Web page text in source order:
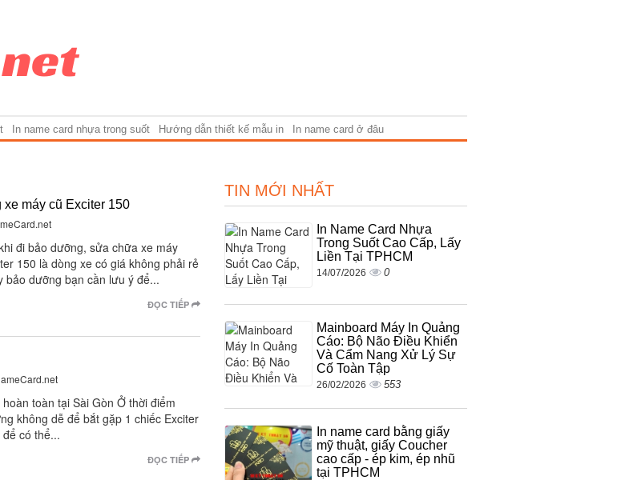
In name card nhựa trong suốt Hướng dẫn thiết kế mẫu in In name card ở đâu
máy cũ Exciter 150
đi bảo dưỡng, sửa chữa xe máy
150 là dòng xe có giá không phải rẻ
dưỡng bạn cần lưu ý để...
ĐỌC TIẾP
toàn tại Sài Gòn Ở thời điểm
không dễ để bắt gặp 1 chiếc Exciter
có thể...
ĐỌC TIẾP
TIN MỚI NHẤT
In Name Card Nhựa
Trong Suốt Cao Cấp, Lấy
Liền Tại TPHCM
14/07/2026 0
Mainboard Máy In Quảng
Cáo: Bộ Não Điều Khiển
Và Cẩm Nang Xử Lý Sự
Cố Toàn Tập
26/02/2026 553
In name card bằng giấy
mỹ thuật, giấy Coucher
cao cấp - ép kim, ép nhũ
tại TPHCM